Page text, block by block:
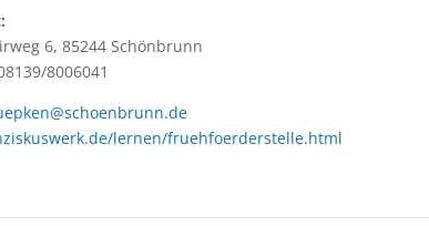
6, 85244 Schönbrunn
8006041
lernen/fruehfoerderstelle.html